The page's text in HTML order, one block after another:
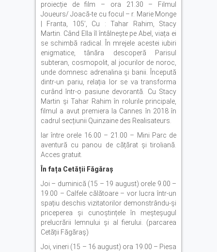
proiecție de film – ora 21.30 – Filmul
Joueurs/ Joacă-te cu focul – r. Marie Monge
| Franta, 105’, Cu : Tahar Rahim, Stacy
Martin. Când Ella îl întâlnește pe Abel, viața ei
se schimbă radical. În mrejele acestei iubiri
enigmatice, tânăra descoperă Parisul
subteran, cosmopolit, al jocurilor de noroc,
unde domnesc adrenalina și banii. Începută
dintr-un pariu, relația lor se va transforma
curând într-o pasiune devorantă. Cu Stacy
Martin și Tahar Rahim în rolurile principale,
filmul a avut premiera la Cannes în 2018 în
cadrul secțiunii Quinzaine des Realisateurs.
Iar între orele 16.00 – 21.00 – Mini Parc de
aventură cu panou de cățărat și tiroliană.
Acces gratuit.
În fața Cetății Făgăraș
Joi – duminică (15 – 19 august) orele 9.00 –
19.00 – Calfele călătoare – vor lucra într-un
spațiu deschis vizitatorilor demonstrându-și
priceperea și cunoștințele în meșteșugul
prelucrării lemnului și al fierului. (parcarea
Cetății Făgăraș)
Joi, vineri (15 – 16 august) ora 19.00 – Piesa